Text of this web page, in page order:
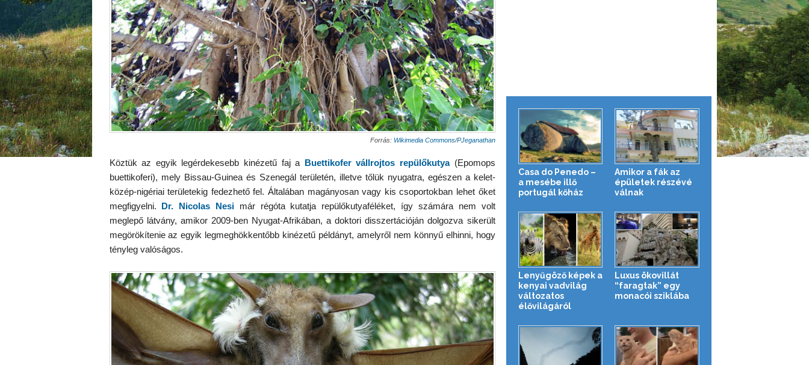
Forrás: Wikimedia Commons/PJeganathan
Köztük az egyik legérdekesebb kinézetű faj a Buettikofer vállrojtos repülőkutya(Epomops
buettikoferi), mely Bissau-Guinea és Szenegál területén, illetve tőlük nyugatra, egészen a kelet-
közép-nigériai területekig fedezhető fel. Általában magányosan vagy kis csoportokban lehet őket
megfigyelni. Dr. Nicolas Nesimár régóta kutatja repülőkutyaféléket, így számára nem volt
meglepő látvány, amikor 2009-ben Nyugat-Afrikában, a doktori disszertációján dolgozva sikerült
megörökítenie az egyik legmeghökkentőbb kinézetű példányt, amelyről nem könnyű elhinni, hogy
tényleg valóságos.
Casa do Penedo –
a mesébe illő
portugál kőház
Amikor a fák az
épületek részévé
válnak
Lenyűgöző képek a
kenyai vadvilág
változatos
élővilágáról
Luxus ökovillát
“faragtak” egy
monacói sziklába